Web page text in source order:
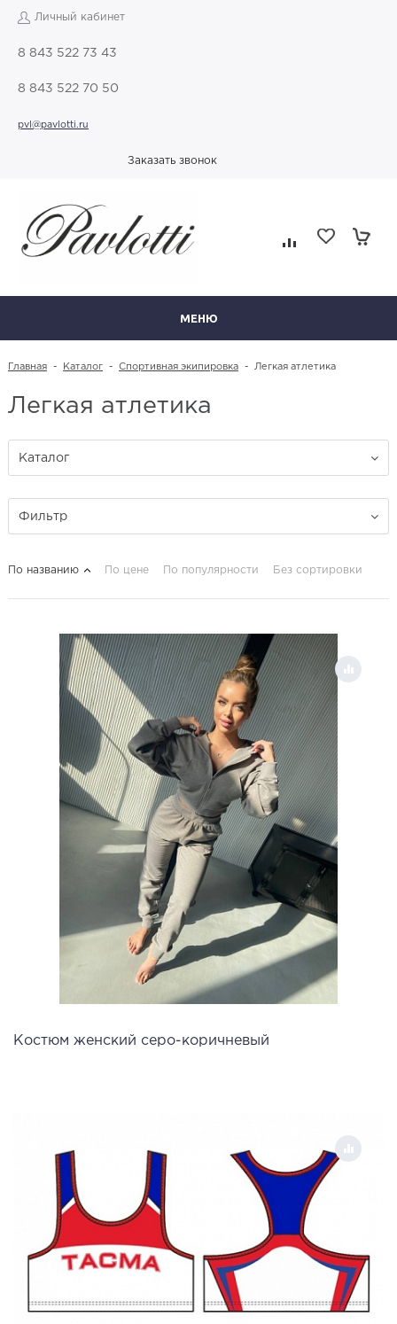
Личный кабинет
8 843 522 73 43
8 843 522 70 50
pvl@pavlotti.ru
Заказать звонок
МЕНЮ
Главная - Каталог - Спортивная экипировка - Легкая атлетика
Легкая атлетика
Каталог
Фильтр
По названию По цене По популярности Без сортировки
Костюм женский серо-коричневый